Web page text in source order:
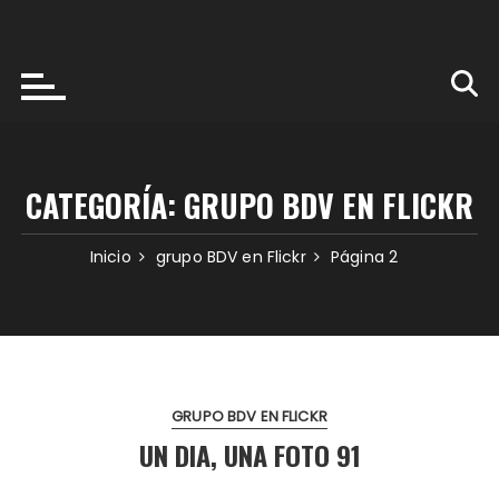
CATEGORÍA: GRUPO BDV EN FLICKR
Inicio grupo BDV en Flickr Página 2
GRUPO BDV EN FLICKR
UN DIA, UNA FOTO 91